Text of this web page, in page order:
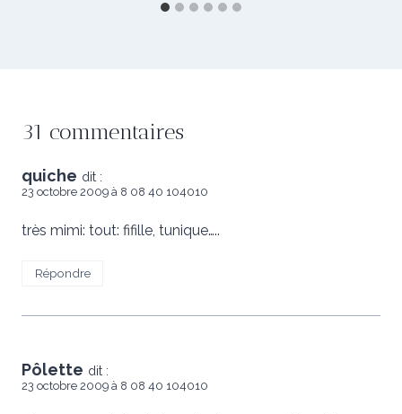
31 commentaires
quiche dit :
23 octobre 2009 à 8 08 40 104010
très mimi: tout: fifille, tunique…..
Répondre
Pôlette dit :
23 octobre 2009 à 8 08 40 104010